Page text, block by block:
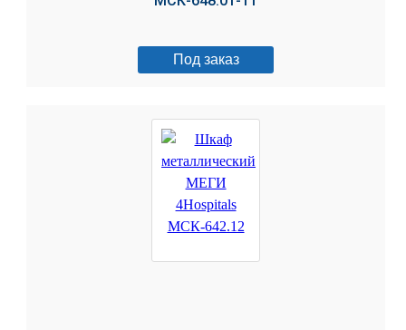
Под заказ